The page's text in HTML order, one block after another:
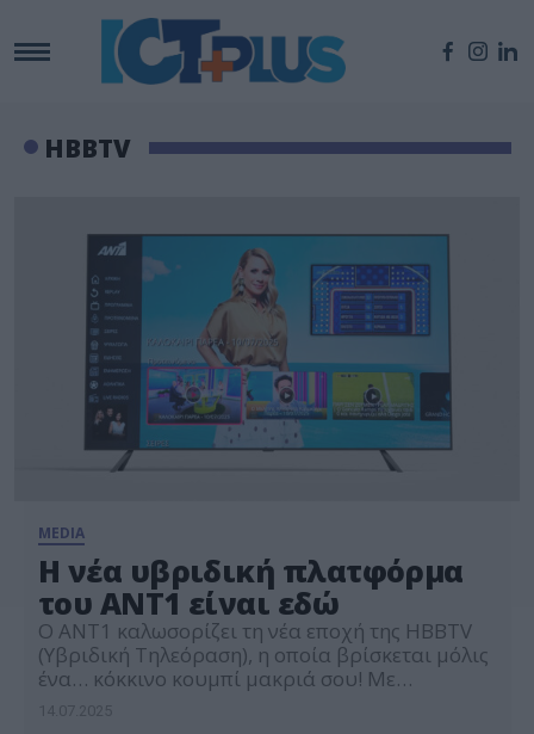
HBBTV
MEDIA
Η νέα υβριδική πλατφόρμα
του ΑΝΤ1 είναι εδώ
Ο ΑΝΤ1 καλωσορίζει τη νέα εποχή της HBBTV
(Υβριδική Τηλεόραση), η οποία βρίσκεται μόλις
ένα… κόκκινο κουμπί μακριά σου! Με